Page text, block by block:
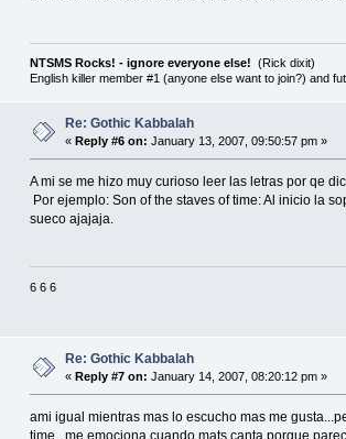
NTSMS Rocks! - ignore everyone else! (Rick dixit)
English killer member #1 (anyone else want to join?) and
Re: Gothic Kabbalah
« Reply #6 on: January 13, 2007, 09:50:57 pm »
A mi se me hizo muy curioso leer las letras por qe
Por ejemplo: Son of the staves of time: Al inicio la
sueco ajajaja.
6 6 6
Re: Gothic Kabbalah
« Reply #7 on: January 14, 2007, 08:20:12 pm »
ami igual mientras mas lo escucho mas me